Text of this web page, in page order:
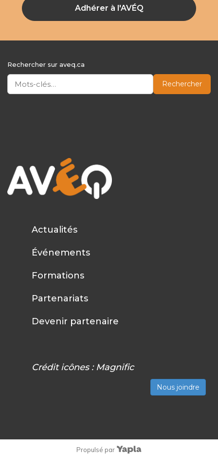
Adhérer à l'AVÉQ
Rechercher sur aveq.ca
Rechercher
Actualités
Événements
Formations
Partenariats
Devenir partenaire
Crédit icônes : Magnific
Nous joindre
Propulsé par